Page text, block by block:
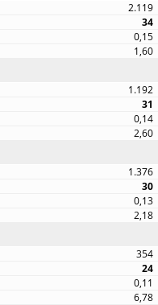
2.119
34
0,15
1,60
1.192
31
0,14
2,60
1.376
30
0,13
2,18
354
24
0,11
6,78